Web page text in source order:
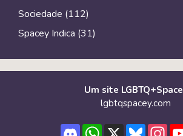
Sociedade (112)
Spacey Indica (31)
Um site
lgbtqspacey.com
DiscordWhatsApp
X Bluesky